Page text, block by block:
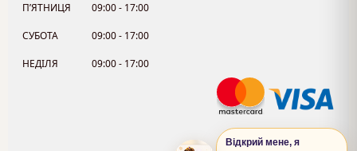
П’ЯТНИЦЯ 09:00 - 17:00
СУБОТА 09:00 - 17:00
НЕДІЛЯ 09:00 - 17:00
Відкрий мене, я